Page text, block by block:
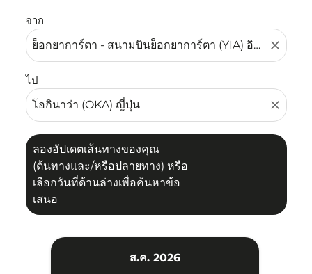
จาก
close
ไป
close
ลองอัปเดตเส้นทางของคุณ
(ต้นทางและ/หรือปลายทาง) หรือ
เลือกวันที่ด้านล่างเพื่อค้นหาข้อ
เสนอ
ส.ค. 2026